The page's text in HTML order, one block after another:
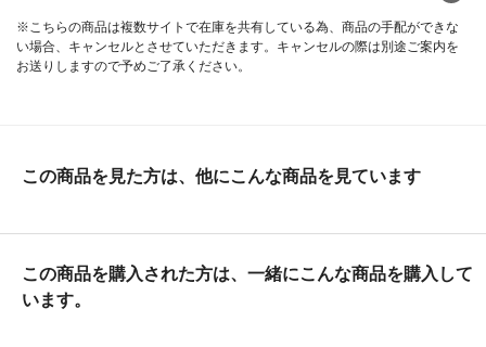
※こちらの商品は複数サイトで在庫を共有している為、商品の手配ができな
い場合、キャンセルとさせていただきます。キャンセルの際は別途ご案内を
お送りしますので予めご了承ください。
この商品を見た方は、他にこんな商品を見ています
この商品を購入された方は、一緒にこんな商品を購入して
います。